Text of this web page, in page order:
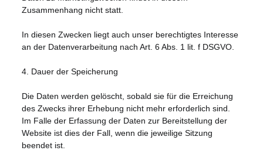
Zusammenhang nicht statt.
In diesen Zwecken liegt auch unser berechtigtes Interesse
an der Datenverarbeitung nach Art. 6 Abs. 1 lit. f DSGVO.
4. Dauer der Speicherung
Die Daten werden gelöscht, sobald sie für die Erreichung
des Zwecks ihrer Erhebung nicht mehr erforderlich sind.
Im Falle der Erfassung der Daten zur Bereitstellung der
Website ist dies der Fall, wenn die jeweilige Sitzung
beendet ist.